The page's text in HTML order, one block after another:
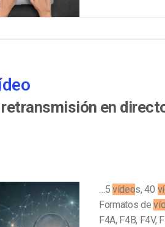
en
…5vídeos, 40
Formatos de
F4A, F4B, F4V,